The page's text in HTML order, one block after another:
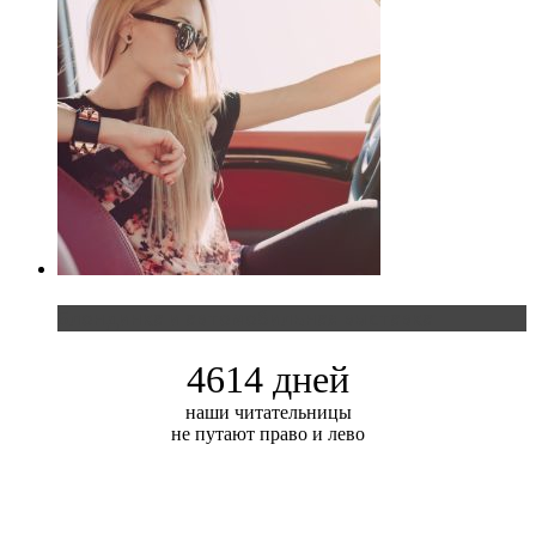
4614 дней
наши читательницы
не путают право и лево